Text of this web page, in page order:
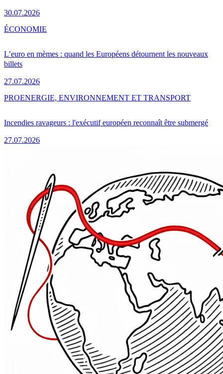
30.07.2026
L’euro en mèmes : quand les Européens détournent les nouveaux
billets
27.07.2026
ÉCONOMIE
Incendies ravageurs : l'exécutif européen reconnaît être submergé
27.07.2026
PROENERGIE, ENVIRONNEMENT ET TRANSPORT